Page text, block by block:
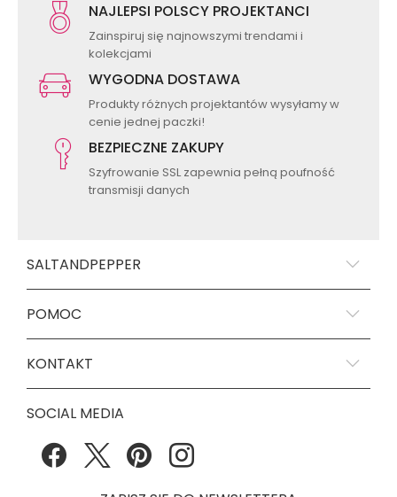
NAJLEPSI POLSCY PROJEKTANCI
Zainspiruj się najnowszymi trendami i
kolekcjami
WYGODNA DOSTAWA
Produkty różnych projektantów wysyłamy w
cenie jednej paczki!
BEZPIECZNE ZAKUPY
Szyfrowanie SSL zapewnia pełną poufność
transmisji danych
SALTANDPEPPER
POMOC
KONTAKT
SOCIAL MEDIA